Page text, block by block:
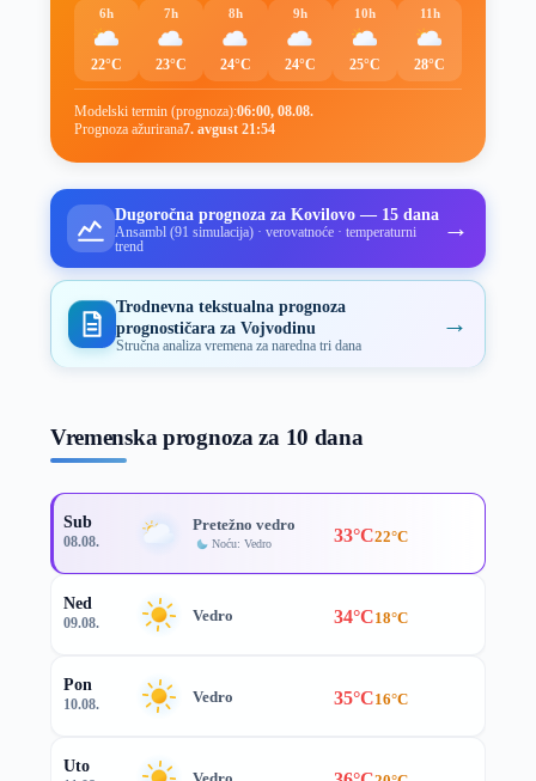
6h
22°C
7h
23°C
8h
24°C
9h
24°C
10h
25°C
11h
28°C
Modelski termin (prognoza):06:00, 08.08.
Prognoza ažurirana7. avgust 21:54
Dugoročna prognoza za Kovilovo — 15 dana
Ansambl (91 simulacija) · verovatnoće · temperaturni
trend
→
Trodnevna tekstualna prognoza
prognostičara za Vojvodinu
Stručna analiza vremena za naredna tri dana
→
Vremenska prognoza za 10 dana
Sub
08.08.
Pretežno vedro
Noću: Vedro 33°C22°C
Ned
09.08. Vedro 34°C18°C
Pon
10.08. Vedro 35°C16°C
Uto